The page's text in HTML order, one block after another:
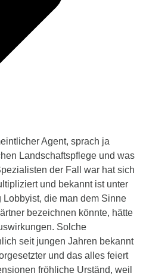
Agent, sprach ja
Landschaftspflege und was
der Fall war hat sich
und bekannt ist unter
die man dem Sinne
bezeichnen könnte, hätte
Solche
seit jungen Jahren bekannt
und das alles feiert
fröhliche Urständ, weil